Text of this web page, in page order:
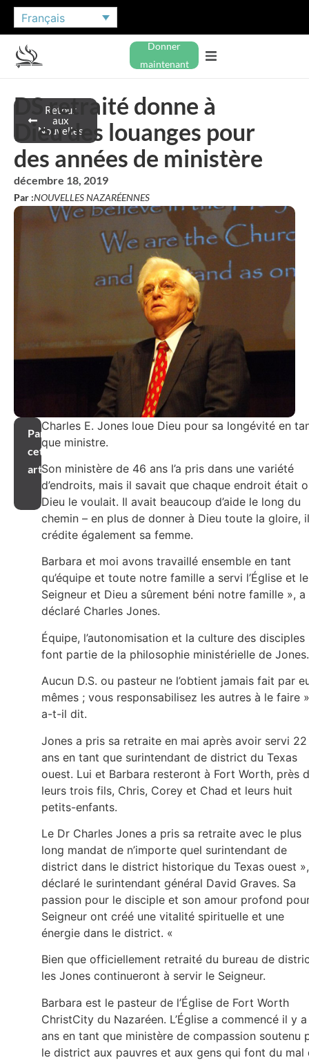
Français
Donner
maintenant
Retour
aux
Nouvelles
DS retraité donne à
Dieu des louanges pour
des années de ministère
décembre 18, 2019
Par :NOUVELLES NAZARÉENNES
Partager
cet
article
Charles E. Jones loue Dieu pour sa longévité en
que ministre.
Son ministère de 46 ans l’a pris dans une variété
d’endroits, mais il savait que chaque endroit était
Dieu le voulait. Il avait beaucoup d’aide le long du
chemin – en plus de donner à Dieu toute la gloire, il
crédite également sa femme.
Barbara et moi avons travaillé ensemble en tant
qu’équipe et toute notre famille a servi l’Église et le
Seigneur et Dieu a sûrement béni notre famille », a
déclaré Charles Jones.
Équipe, l’autonomisation et la culture des disciples
font partie de la philosophie ministérielle de
Aucun D.S. ou pasteur ne l’obtient jamais fait par
mêmes ; vous responsabilisez les autres à le faire
a-t-il dit.
Jones a pris sa retraite en mai après avoir servi 22
ans en tant que surintendant de district du Texas
ouest. Lui et Barbara resteront à Fort Worth, près
leurs trois fils, Chris, Corey et Chad et leurs huit
petits-enfants.
Le Dr Charles Jones a pris sa retraite avec le plus
long mandat de n’importe quel surintendant de
district dans le district historique du Texas ouest
déclaré le surintendant général David Graves. Sa
passion pour le disciple et son amour profond
Seigneur ont créé une vitalité spirituelle et une
énergie dans le district. «
Bien que officiellement retraité du bureau de
les Jones continueront à servir le Seigneur.
Barbara est le pasteur de l’Église de Fort Worth
ChristCity du Nazaréen. L’Église a commencé il y a
ans en tant que ministère de compassion soutenu
le district aux pauvres et aux gens qui font du mal